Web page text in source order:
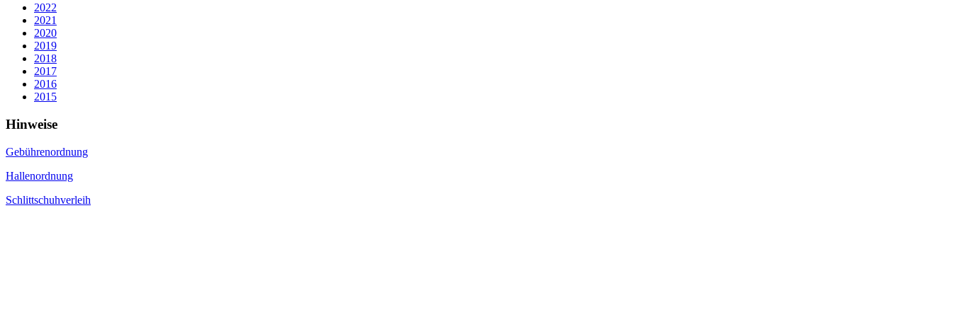
2022
2021
2020
2019
2018
2017
2016
2015
Hinweise
Gebührenordnung
Hallenordnung
Schlittschuhverleih